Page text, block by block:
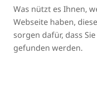
Was nützt es Ihnen,
Webseite haben,
sorgen dafür, dass
gefunden werden.